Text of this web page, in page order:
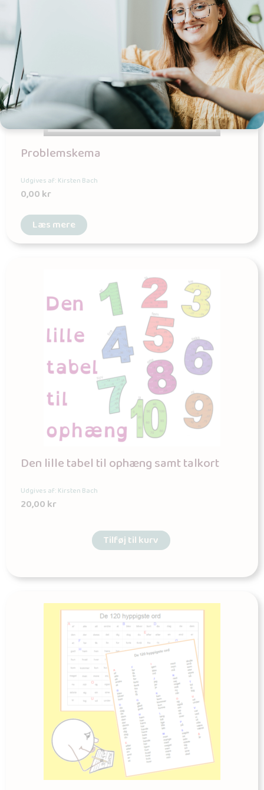
Problemskema
Udgives af: Kirsten Bach
0,00kr
Læs mere
Den lille tabel til ophæng samt talkort
Udgives af: Kirsten Bach
20,00kr
Tilføj til kurv